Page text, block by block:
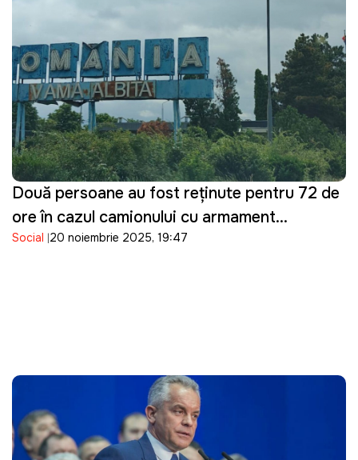
Două persoane au fost reținute pentru 72 de
ore în cazul camionului cu armament
descoperit la vamă
Social 20 noiembrie 2025, 19:47